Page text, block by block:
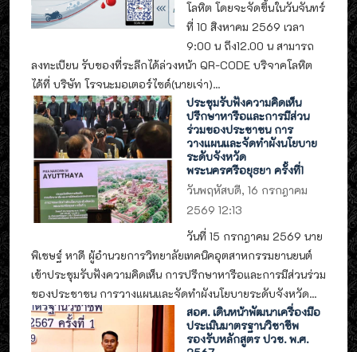
โลหิต โดยจะจัดขึ้นในวันจันทร์
ที่ 10 สิงหาคม 2569 เวลา
9:00 น ถึง12.00 น สามารถ
ลงทะเบียน รับของที่ระลึกได้ล่วงหน้า QR-CODE บริจาคโลหิต
ได้ที่ บริษัท โรจนะมอเตอร์ไซด์(นายเจ่า)...
ประชุมรับฟังความคิดเห็น
ปรึกษาหารือและการมีส่วน
ร่วมของประชาชน การ
วางแผนและจัดทำผังนโยบาย
ระดับจังหวัด
พระนครศรีอยุธยา ครั้งที่1
วันพฤหัสบดี, 16 กรกฎาคม
2569 12:13
วันที่ 15 กรกฎาคม 2569 นาย
พิเชษฐ์ หาดี ผู้อำนวยการวิทยาลัยเทคนิคอุตสาหกรรมยานยนต์
เข้าประชุมรับฟังความคิดเห็น การปรึกษาหารือและการมีส่วนร่วม
ของประชาชน การวางแผนและจัดทำผังนโยบายระดับจังหวัด...
สอศ. เดินหน้าพัฒนาเครื่องมือ
ประเมินมาตรฐานวิชาชีพ
รองรับหลักสูตร ปวช. พ.ศ.